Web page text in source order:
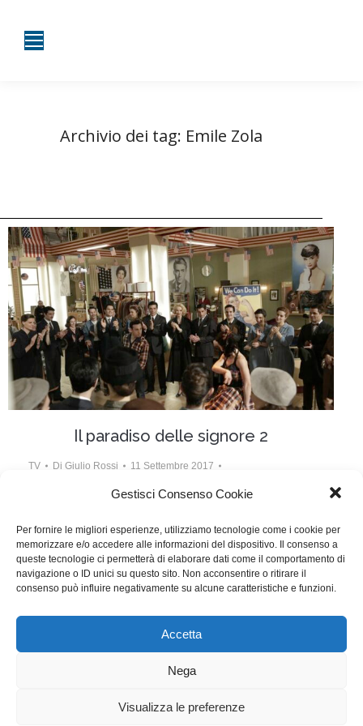
Gestisci Consenso Cookie
Per fornire le migliori esperienze, utilizziamo tecnologie come i cookie per
memorizzare e/o accedere alle informazioni del dispositivo. Il consenso a
queste tecnologie ci permetterà di elaborare dati come il comportamento di
navigazione o ID unici su questo sito. Non acconsentire o ritirare il
consenso può influire negativamente su alcune caratteristiche e funzioni.
Accetta
Nega
Visualizza le preferenze
Archivio dei tag: Emile Zola
Il paradiso delle signore 2
TV Di Giulio Rossi 11 Settembre 2017
Lascia un commento
Casiraghi, Fabrizio Cestaro, Simona Coppini, Simone
De Domenico, Benedetta Gargano, Lara Prando,
Viola Rispoli, Cristiano Testa.
+39 347 2461036
WGItalia